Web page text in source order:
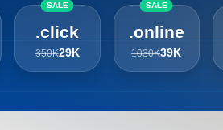
SALE
.click
350K29K
SALE
.online
1030K39K